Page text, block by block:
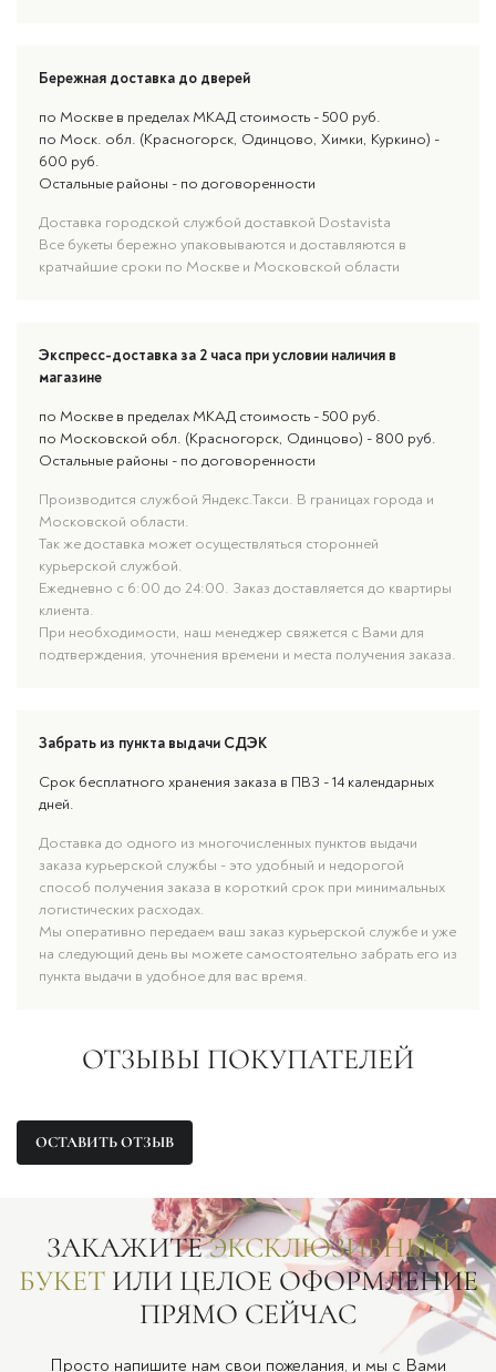
Бережная доставка до дверей
по Москве в пределах МКАД стоимость - 500 руб.
по Моск. обл. (Красногорск, Одинцово, Химки, Куркино) -
600 руб.
Остальные районы - по договоренности
Доставка городской службой доставкой Dostavista
Все букеты бережно упаковываются и доставляются в
кратчайшие сроки по Москве и Московской области
Экспресс-доставка за 2 часа при условии наличия в
магазине
по Москве в пределах МКАД стоимость - 500 руб.
по Московской обл. (Красногорск, Одинцово) - 800 руб.
Остальные районы - по договоренности
Производится службой Яндекс.Такси. В границах города и
Московской области.
Так же доставка может осуществляться сторонней
курьерской службой.
Ежедневно с 6:00 до 24:00. Заказ доставляется до квартиры
клиента.
При необходимости, наш менеджер свяжется с Вами для
подтверждения, уточнения времени и места получения заказа.
Забрать из пункта выдачи СДЭК
Срок бесплатного хранения заказа в ПВЗ - 14 календарных
дней.
Доставка до одного из многочисленных пунктов выдачи
заказа курьерской службы - это удобный и недорогой
способ получения заказа в короткий срок при минимальных
логистических расходах.
Мы оперативно передаем ваш заказ курьерской службе и уже
на следующий день вы можете самостоятельно забрать его из
пункта выдачи в удобное для вас время.
ОТЗЫВЫ ПОКУПАТЕЛЕЙ
ОСТАВИТЬ ОТЗЫВ
ЗАКАЖИТЕЭКСКЛЮЗИВНЫЙ
БУКЕТИЛИ ЦЕЛОЕ ОФОРМЛЕНИЕ
ПРЯМО СЕЙЧАС
Просто напишите нам свои пожелания, и мы с Вами